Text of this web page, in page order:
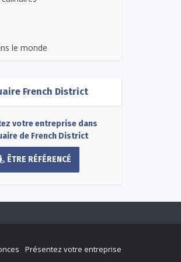
le monde
French District
votre entreprise dans
de French District
ÊTRE RÉFÉRENCÉ
Présentez votre entreprise